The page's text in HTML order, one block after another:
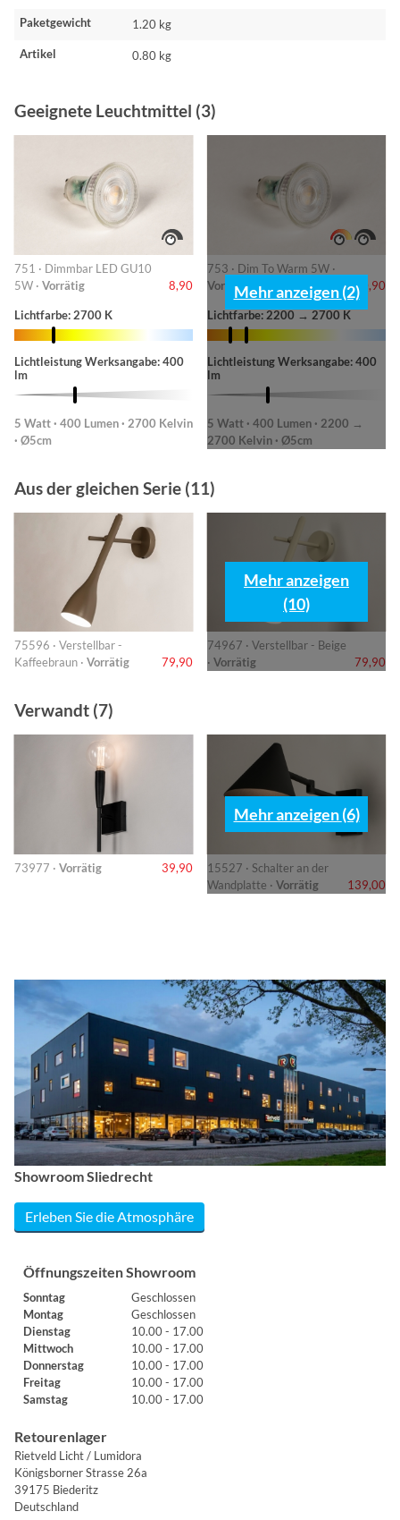
Paketgewicht 1.20 kg
Artikel 0.80 kg
Geeignete Leuchtmittel (3)
751 · Dimmbar LED GU10
5W · Vorrätig 8,90
Lichtfarbe: 2700 K
Lichtleistung Werksangabe: 400
lm
5 Watt · 400 Lumen · 2700 Kelvin
· Ø5cm
753 · Dim To Warm 5W ·
Vorrätig
10,90
Lichtfarbe: 2200 → 2700 K
Lichtleistung Werksangabe: 400
lm
5 Watt · 400 Lumen · 2200 →
2700 Kelvin · Ø5cm
Mehr anzeigen (2)
Aus der gleichen Serie (11)
75596 · Verstellbar -
Kaffeebraun · Vorrätig 79,90
74967 · Verstellbar - Beige
· Vorrätig 79,90
Mehr anzeigen
(10)
Verwandt (7)
73977 · Vorrätig 39,90
15527 · Schalter an der
Wandplatte · Vorrätig 139,00
Mehr anzeigen (6)
Showroom Sliedrecht
Erleben Sie die Atmosphäre
Öffnungszeiten Showroom
Sonntag
Geschlossen
Montag
Geschlossen
Dienstag
10.00 - 17.00
Mittwoch
10.00 - 17.00
Donnerstag
10.00 - 17.00
Freitag
10.00 - 17.00
Samstag
10.00 - 17.00
Retourenlager
Rietveld Licht / Lumidora
Königsborner Strasse 26a
39175 Biederitz
Deutschland